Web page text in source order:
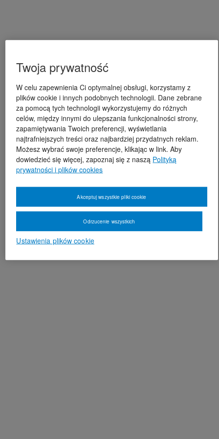
Twoja prywatność
W celu zapewnienia Ci optymalnej obsługi, korzystamy z
plików cookie i innych podobnych technologii. Dane zebrane
za pomocą tych technologii wykorzystujemy do różnych
celów, między innymi do ulepszania funkcjonalności strony,
zapamiętywania Twoich preferencji, wyświetlania
najtrafniejszych treści oraz najbardziej przydatnych reklam.
Możesz wybrać swoje preferencje, klikając w link. Aby
dowiedzieć się więcej, zapoznaj się z naszą Polityką
prywatności i plików cookies
Ustawienia plików cookie
Odrzucenie wszystkich
Akceptuj wszystkie pliki cookie